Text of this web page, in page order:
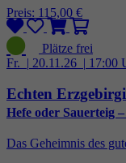
Preis: 115,00 €
Fr. | 20.11.26 | 17:00
Echten
Hefe oder Sauerteig
Das Geheimnis des